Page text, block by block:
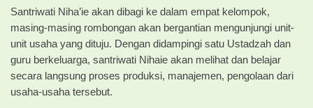
Santriwati Niha’ie akan dibagi ke dalam empat kelompok,
masing-masing rombongan akan bergantian mengunjungi unit-
unit usaha yang dituju. Dengan didampingi satu Ustadzah dan
guru berkeluarga, santriwati Nihaie akan melihat dan belajar
secara langsung proses produksi, manajemen, pengolaan dari
usaha-usaha tersebut.